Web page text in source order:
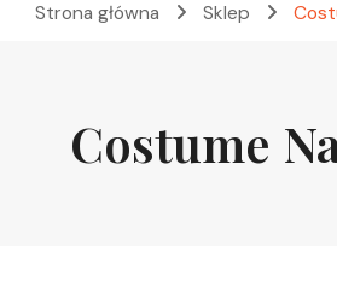
Strona główna Sklep
Costume